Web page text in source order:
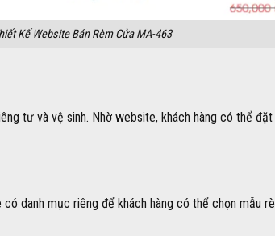
Kế Website Bán Rèm Cửa MA-463
tư và vệ sinh. Nhờ website, khách hàng có thể
danh mục riêng để khách hàng có thể chọn mẫu